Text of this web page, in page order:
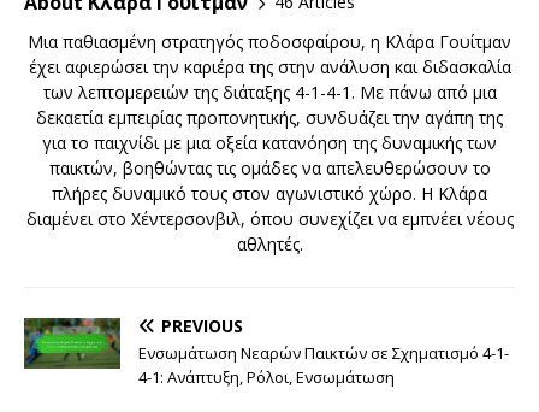
Μια παθιασμένη στρατηγός ποδοσφαίρου, η Κλάρα Γουίτμαν
έχει αφιερώσει την καριέρα της στην ανάλυση και διδασκαλία
των λεπτομερειών της διάταξης 4-1-4-1. Με πάνω από μια
δεκαετία εμπειρίας προπονητικής, συνδυάζει την αγάπη της
για το παιχνίδι με μια οξεία κατανόηση της δυναμικής των
παικτών, βοηθώντας τις ομάδες να απελευθερώσουν το
πλήρες δυναμικό τους στον αγωνιστικό χώρο. Η Κλάρα
διαμένει στο Χέντερσονβιλ, όπου συνεχίζει να εμπνέει νέους
αθλητές.
PREVIOUS
Ενσωμάτωση Νεαρών Παικτών σε Σχηματισμό 4-1-
4-1: Ανάπτυξη, Ρόλοι, Ενσωμάτωση